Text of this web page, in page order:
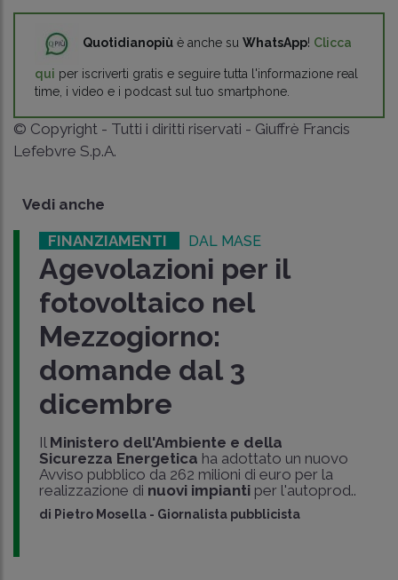
Quotidianopiù è anche su WhatsApp! Clicca
qui per iscriverti gratis e seguire tutta l'informazione real
time, i video e i podcast sul tuo smartphone.
© Copyright - Tutti i diritti riservati - Giuffrè Francis
Lefebvre S.p.A.
Vedi anche
FINANZIAMENTI DAL MASE
Agevolazioni per il
fotovoltaico nel
Mezzogiorno:
domande dal 3
dicembre
Il Ministero dell'Ambiente e della
Sicurezza Energetica ha adottato un nuovo
Avviso pubblico da 262 milioni di euro per la
realizzazione di nuovi impiantiper l'autoprod..
di Pietro Mosella - Giornalista pubblicista